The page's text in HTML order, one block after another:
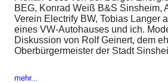
BEG, Konrad Weiß B&S Sinsheim,
Verein Electrify BW, Tobias Langer
eines VW-Autohauses und ich.
Diskussion von Rolf Geinert, dem
Oberbürgermeister der Stadt
mehr...